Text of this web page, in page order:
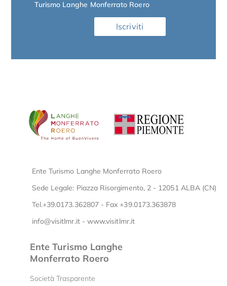
Turismo Langhe Monferrato Roero
Iscriviti
Ente Turismo Langhe Monferrato Roero
Sede Legale: Piazza Risorgimento, 2 - 12051 ALBA (CN)
Tel.+39.0173.362807 - Fax +39.0173.363878
info@visitlmr.it- www.visitlmr.it
Ente Turismo Langhe
Monferrato Roero
Società Trasparente